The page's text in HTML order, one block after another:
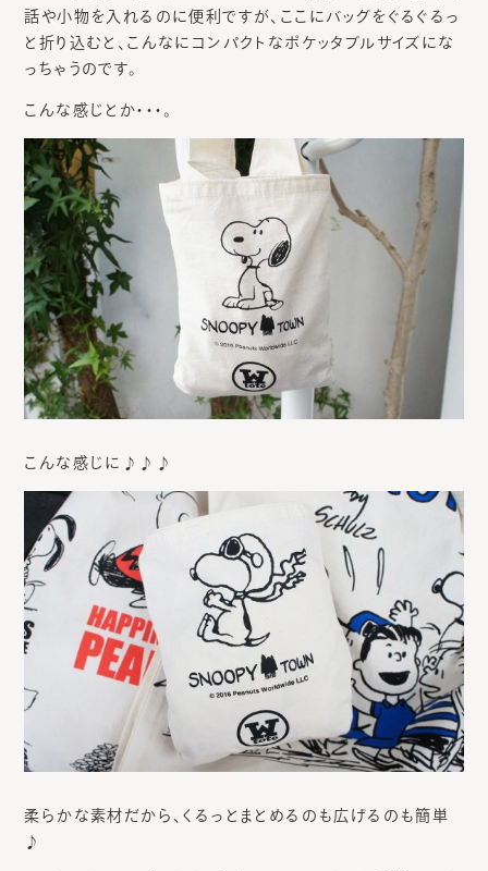
話や小物を入れるのに便利ですが、ここにバッグをぐるぐるっ
と折り込むと、こんなにコンパクトなポケッタブルサイズにな
っちゃうのです。
こんな感じとか・・・。
こんな感じに♪♪♪
柔らかな素材だから、くるっとまとめるのも広げるのも簡単
♪